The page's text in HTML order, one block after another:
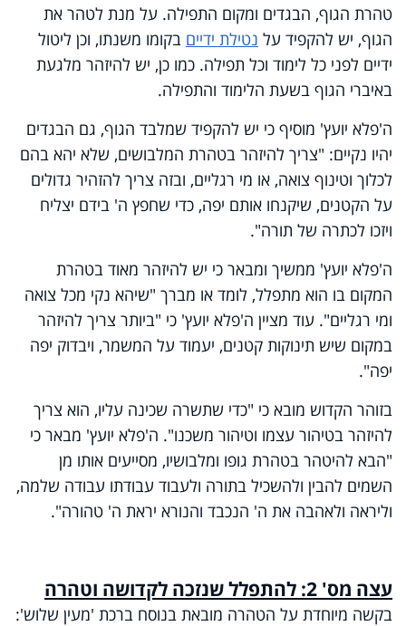
טהרת הגוף, הבגדים ומקום התפילה. על מנת לטהר את
הגוף, יש להקפיד על נטילת ידיים בקומו משנתו, וכן ליטול
ידיים לפני כל לימוד וכל תפילה. כמו כן, יש להיזהר מלגעת
באיברי הגוף בשעת הלימוד והתפילה.
ה'פלא יועץ' מוסיף כי יש להקפיד שמלבד הגוף, גם הבגדים
יהיו נקיים: "צריך להיזהר בטהרת המלבושים, שלא יהא בהם
לכלוך וטינוף צואה, או מי רגליים, ובזה צריך להזהיר גדולים
על הקטנים, שיקנחו אותם יפה, כדי שחפץ ה' בידם יצליח
ויזכו לכתרה של תורה".
ה'פלא יועץ' ממשיך ומבאר כי יש להיזהר מאוד בטהרת
המקום בו הוא מתפלל, לומד או מברך "שיהא נקי מכל צואה
ומי רגליים". עוד מציין ה'פלא יועץ' כי "ביותר צריך להיזהר
במקום שיש תינוקות קטנים, יעמוד על המשמר, ויבדוק יפה
יפה".
בזוהר הקדוש מובא כי "כדי שתשרה שכינה עליו, הוא צריך
להיזהר בטיהור עצמו וטיהור משכנו". ה'פלא יועץ' מבאר כי
"הבא להיטהר בטהרת גופו ומלבושיו, מסייעים אותו מן
השמים להבין ולהשכיל בתורה ולעבוד עבודתו עבודה שלמה,
וליראה ולאהבה את ה' הנכבד והנורא יראת ה' טהורה".
עצה מס' 2: להתפלל שנזכה לקדושה וטהרה
בקשה מיוחדת על הטהרה מובאת בנוסח ברכת 'מעין שלוש':